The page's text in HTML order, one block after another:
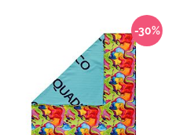
-30%